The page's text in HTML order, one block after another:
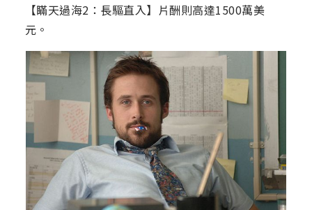
【瞞天過海2：長驅直入】片酬則高達1500萬美
元。